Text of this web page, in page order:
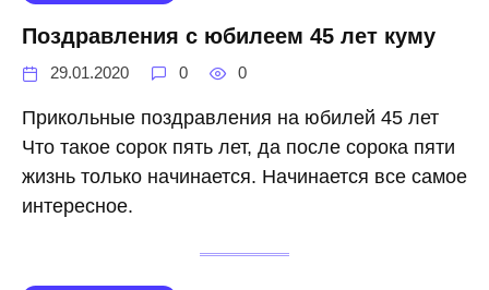
Поздравления с юбилеем 45 лет куму
29.01.2020 0 0
Прикольные поздравления на юбилей 45 лет
Что такое сорок пять лет, да после сорока пяти
жизнь только начинается. Начинается все самое
интересное.